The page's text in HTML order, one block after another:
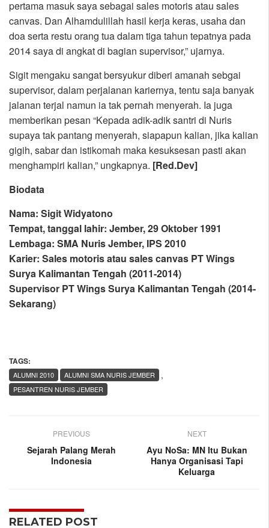
pertama masuk saya sebagai sales motoris atau sales
canvas. Dan Alhamdulillah hasil kerja keras, usaha dan
doa serta restu orang tua dalam tiga tahun tepatnya pada
2014 saya di angkat di bagian supervisor,” ujarnya.
Sigit mengaku sangat bersyukur diberi amanah sebgai
supervisor, dalam perjalanan kariernya, tentu saja banyak
jalanan terjal namun ia tak pernah menyerah. Ia juga
memberikan pesan “Kepada adik-adik santri di Nuris
supaya tak pantang menyerah, siapapun kalian, jika kalian
gigih, sabar dan istikomah maka kesuksesan pasti akan
menghampiri kalian,” ungkapnya. [Red.Dev]
Biodata
Nama: Sigit Widyatono
Tempat, tanggal lahir: Jember, 29 Oktober 1991
Lembaga: SMA Nuris Jember, IPS 2010
Karier: Sales motoris atau sales canvas PT Wings
Surya Kalimantan Tengah (2011-2014)
Supervisor PT Wings Surya Kalimantan Tengah (2014-
Sekarang)
TAGS:
,
ALUMNI 2010
ALUMNI SMA NURIS JEMBER
PESANTREN NURIS JEMBER
PREVIOUS
Sejarah Palang Merah
Indonesia
NEXT
Ayu NoSa: MN Itu Bukan
Hanya Organisasi Tapi
Keluarga
RELATED POST